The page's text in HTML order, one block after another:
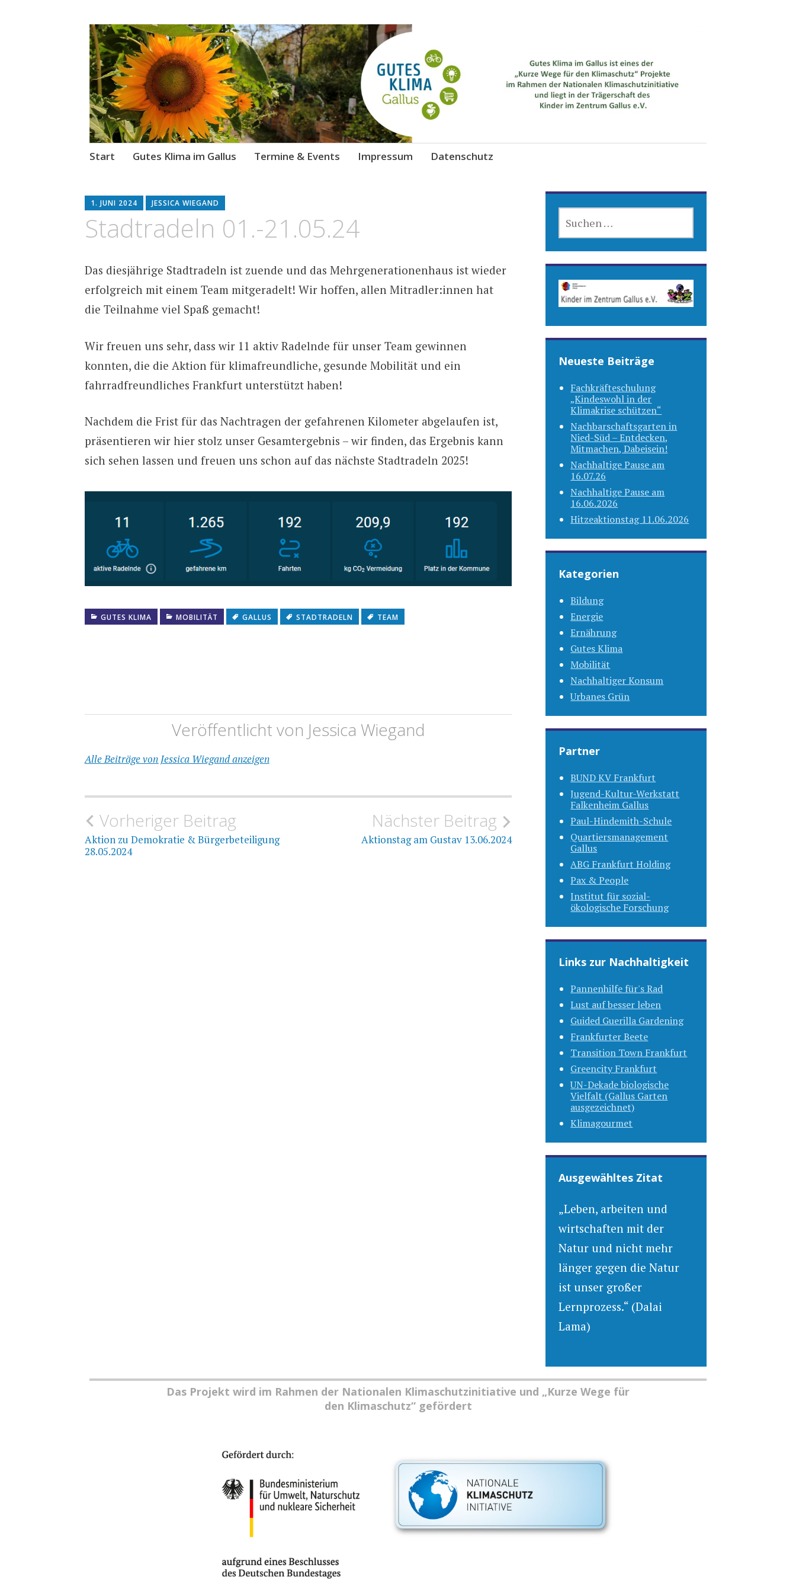
Gutes Klima im Gallus
Kurze Wege für den Klimaschutz
Zum
Start Gutes Klima im Gallus Termine & Events Impressum Datenschutz
1. JUNI 2024 JESSICA WIEGAND
Stadtradeln 01.-21.05.24
Das diesjährige Stadtradeln ist zuende und das Mehrgenerationenhaus ist wieder
erfolgreich mit einem Team mitgeradelt! Wir hoffen, allen Mitradler:innen hat
die Teilnahme viel Spaß gemacht!
Wir freuen uns sehr, dass wir 11 aktiv Radelnde für unser Team gewinnen
konnten, die die Aktion für klimafreundliche, gesunde Mobilität und ein
fahrradfreundliches Frankfurt unterstützt haben!
Nachdem die Frist für das Nachtragen der gefahrenen Kilometer abgelaufen ist,
präsentieren wir hier stolz unser Gesamtergebnis – wir finden, das Ergebnis kann
sich sehen lassen und freuen uns schon auf das nächste Stadtradeln 2025!
GUTES KLIMA MOBILITÄT GALLUS STADTRADELN TEAM
Veröffentlicht von Jessica Wiegand
Alle Beiträge von Jessica Wiegand anzeigen
Beitragsnavigation
Vorheriger Beitrag
Aktion zu Demokratie & Bürgerbeteiligung
28.05.2024
Nächster Beitrag
Aktionstag am Gustav 13.06.2024
NACH:
Neueste Beiträge
Fachkräfteschulung
„Kindeswohl in der
Klimakrise schützen“
Nachbarschaftsgarten in
Nied-Süd – Entdecken,
Mitmachen, Dabeisein!
Nachhaltige Pause am
16.07.26
Nachhaltige Pause am
16.06.2026
Hitzeaktionstag 11.06.2026
Kategorien
Bildung
Energie
Ernährung
Gutes Klima
Mobilität
Nachhaltiger Konsum
Urbanes Grün
Partner
BUND KV Frankfurt
Jugend-Kultur-Werkstatt
Falkenheim Gallus
Paul-Hindemith-Schule
Quartiersmanagement
Gallus
ABG Frankfurt Holding
Pax & People
Institut für sozial-
ökologische Forschung
Links zur Nachhaltigkeit
Pannenhilfe für's Rad
Lust auf besser leben
Guided Guerilla Gardening
Frankfurter Beete
Transition Town Frankfurt
Greencity Frankfurt
UN-Dekade biologische
Vielfalt (Gallus Garten
ausgezeichnet)
Klimagourmet
Ausgewähltes Zitat
„Leben, arbeiten und
wirtschaften mit der
Natur und nicht mehr
länger gegen die Natur
ist unser großer
Lernprozess.“ (Dalai
Lama)
Das Projekt wird im Rahmen der Nationalen Klimaschutzinitiative und „Kurze Wege für
den Klimaschutz“ gefördert